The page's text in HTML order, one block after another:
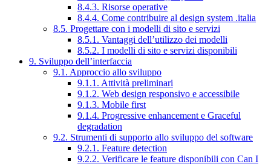
8.4.3. Risorse operative
8.4.4. Come contribuire al design system .italia
8.5. Progettare con i modelli di sito e servizi
8.5.1. Vantaggi dell’utilizzo dei modelli
8.5.2. I modelli di sito e servizi disponibili
9. Sviluppo dell’interfaccia
9.1. Approccio allo sviluppo
9.1.1. Attività preliminari
9.1.2. Web design responsivo e accessibile
9.1.3. Mobile first
9.1.4. Progressive enhancement e Graceful
degradation
9.2. Strumenti di supporto allo sviluppo del software
9.2.1. Feature detection
9.2.2. Verificare le feature disponibili con Can I